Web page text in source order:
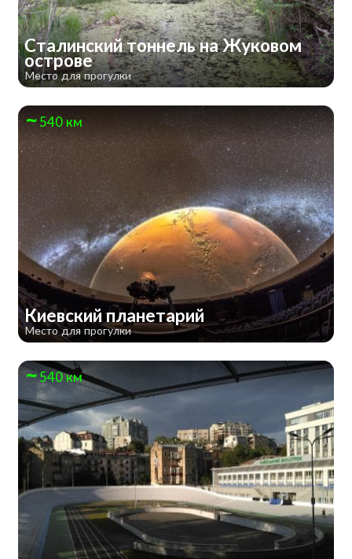
Сталинский тоннель на Жуковом
острове
Место для прогулки
540 км
Киевский планетарий
Место для прогулки
540 км